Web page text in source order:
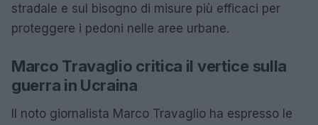
stradale e sul bisogno di misure più efficaci per
proteggere i pedoni nelle aree urbane.
Marco Travaglio critica il vertice sulla
guerra in Ucraina
Il noto giornalista Marco Travaglio ha espresso le